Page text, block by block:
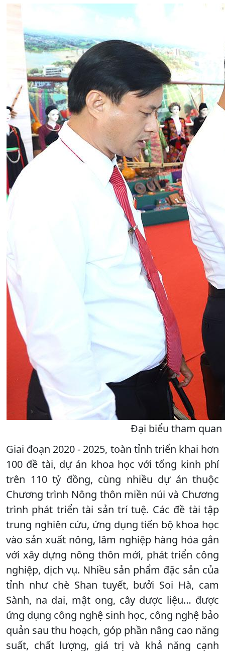
Đại biểu tham
Giai đoạn 2020 - 2025, toàn tỉnh triển khai hơn
100 đề tài, dự án khoa học với tổng kinh phí
trên 110 tỷ đồng, cùng nhiều dự án thuộc
Chương trình Nông thôn miền núi và Chương
trình phát triển tài sản trí tuệ. Các đề tài tập
trung nghiên cứu, ứng dụng tiến bộ khoa học
vào sản xuất nông, lâm nghiệp hàng hóa gắn
với xây dựng nông thôn mới, phát triển công
nghiệp, dịch vụ. Nhiều sản phẩm đặc sản của
tỉnh như chè Shan tuyết, bưởi Soi Hà, cam
Sành, na dai, mật ong, cây dược liệu… được
ứng dụng công nghệ sinh học, công nghệ bảo
quản sau thu hoạch, góp phần nâng cao năng
suất, chất lượng, giá trị và khả năng cạnh